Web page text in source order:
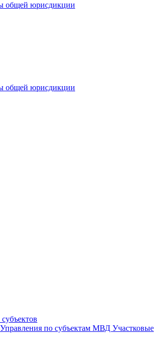
общей юрисдикции
общей юрисдикции
Управления по субъектам МВД Участковые